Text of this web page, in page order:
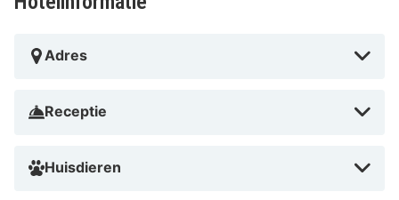
Adres
Receptie
Huisdieren